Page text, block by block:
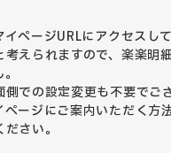
ページURLにアクセスし
考えられますので、楽楽明
での設定変更も不要でござ
ページにご案内いただく方
さい。